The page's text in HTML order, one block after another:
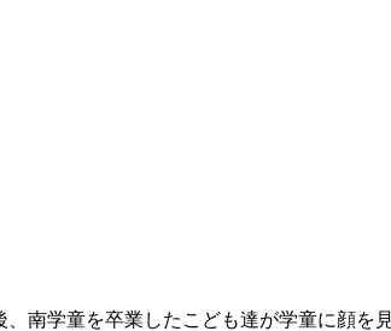
南学童を卒業したこども達が学童に顔